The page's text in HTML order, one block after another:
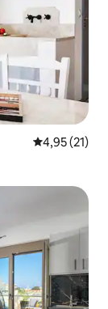
4,95 av 5 i
4,95 (21)